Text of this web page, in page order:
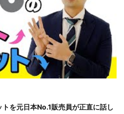
を元日本No.1販売員が正直に話し